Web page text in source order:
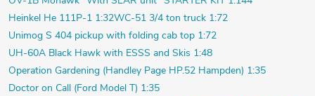
Heinkel He 111P-1 1:32WC-51 3/4 ton truck 1:72
Unimog S 404 pickup with folding cab top 1:72
UH-60A Black Hawk with ESSS and Skis 1:48
Operation Gardening (Handley Page HP.52 Hampden) 1:35
Doctor on Call (Ford Model T) 1:35